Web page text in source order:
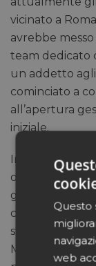
vicinato a
avrebbe messo
team dedicato
un addetto
cominciato a
all’apertura
iniziale.
Intanto da
opportuno
gruppo ha
consegna
svolto a San
MK-30, un
Questo
web